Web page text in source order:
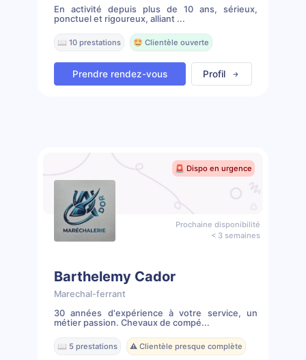
En activité depuis plus de 10 ans, sérieux,
ponctuel et rigoureux, alliant ...
📖 10 prestations 🤩 Clientèle ouverte
Prendre rendez-vous Profil
🚨 Dispo en urgence
Prochaine disponibilité
< 3 semaines
Barthelemy Cador
Marechal-ferrant
30 années d'expérience à votre service, un
métier passion. Chevaux de compé...
📖 5 prestations ⚠️ Clientèle presque complète